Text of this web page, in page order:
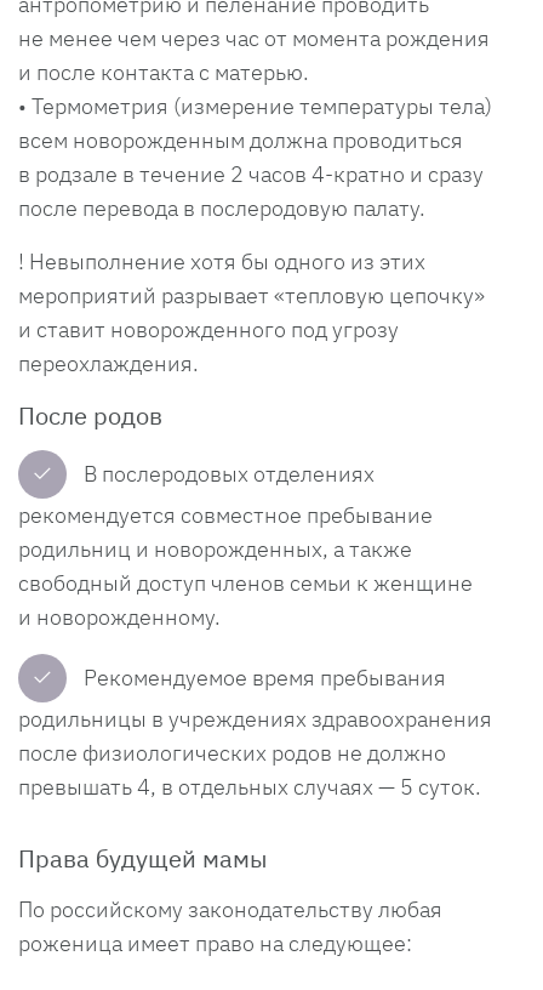
не менее чем через час от момента рождения
и после контакта с матерью.
• Термометрия (измерение температуры тела)
всем новорожденным должна проводиться
в родзале в течение 2 часов 4-кратно и сразу
после перевода в послеродовую палату.
! Невыполнение хотя бы одного из этих
мероприятий разрывает «тепловую цепочку»
и ставит новорожденного под угрозу
переохлаждения.
После родов
✓
В послеродовых отделениях
рекомендуется совместное пребывание
родильниц и новорожденных, а также
свободный доступ членов семьи к женщине
и новорожденному.
✓
Рекомендуемое время пребывания
родильницы в учреждениях здраво­охранения
после физиологических родов не должно
превышать 4, в отдельных случаях — 5 суток.
Права будущей мамы
По российскому законодательству любая
роженица имеет право на следующее: